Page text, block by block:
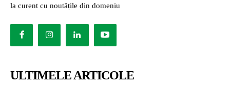
la curent cu noutățile din domeniu
ULTIMELE ARTICOLE